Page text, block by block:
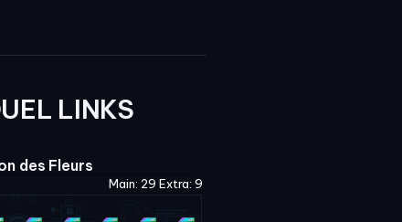
LINKS
des Fleurs
Main: 29 Extra: 9